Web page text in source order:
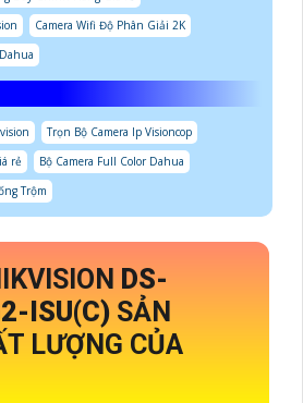
Camera Wifi Độ Phân Giải 2K
Trọn Bộ Camera Ip Visioncop
rẻ
Bộ Camera Full Color Dahua
Trộm
DS-
ISU(C) SẢN
LƯỢNG CỦA